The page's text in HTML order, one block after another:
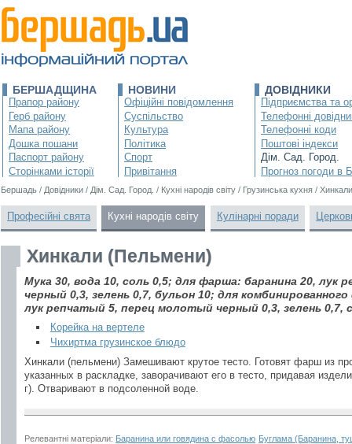
БЕРШАДЩИНА
Прапор району
Герб району
Мапа району
Дошка пошани
Паспорт району
Сторінками історії
НОВИНИ
Офіційні повідомлення
Суспільство
Культура
Політика
Спорт
Привітання
ДОВІДНИКИ
Підприємства та
Телефонні
Телефонні коди
Поштові індекси
Дім. Сад. Город.
Прогноз погоди в
Бершадь / Довідники / Дім. Сад. Город. / Кухні народів світу / Грузинська кухня /
Професійні свята Кухні народів світу Кулінарні поради
Хинкали (Пельмени)
Мука 30, вода 10, соль 0,5; для фарша: баранина 20,
черный 0,3, зелень 0,7, бульон 10; для
лук репчатый 5, перец молотый черный 0,3, зелень 0,7,
Корейка на вертеле
Чихиртма грузинское блюдо
Хинкали (пельмени) Замешивают крутое тесто. Готовят фарш из
указанных в раскладке, заворачивают его в тесто, придавая
г). Отваривают в подсоленной воде.
Релевантні матеріали: Баранина или говядина с фасолью Буглама (Баранина,